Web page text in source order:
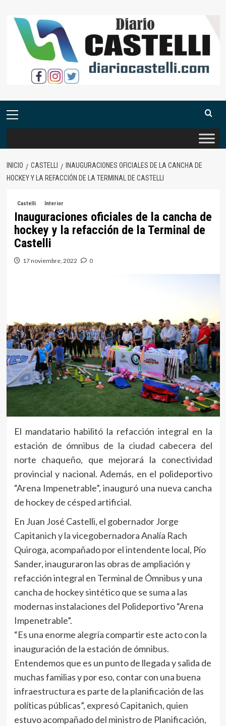
contenido
Menú
INICIO CASTELLI
INAUGURACIONES OFICIALES DE LA CANCHA DE
HOCKEY Y LA REFACCIÓN DE LA TERMINAL DE CASTELLI
Castelli Interior
Inauguraciones oficiales de la cancha de
hockey y la refacción de la Terminal de
Castelli
17 noviembre, 2022 0
El mandatario habilitó la refacción integral en la
estación de ómnibus de la ciudad cabecera del
norte chaqueño, que mejorará la conectividad
provincial y nacional. Además, en el polideportivo
“Arena Impenetrable”, inauguró una nueva cancha
de hockey de césped artificial.
En Juan José Castelli, el gobernador Jorge
Capitanich y la vicegobernadora Analía Rach
Quiroga, acompañado por el intendente local, Pío
Sander, inauguraron las obras de ampliación y
refacción integral en Terminal de Ómnibus y una
cancha de hockey sintético que se suma a las
modernas instalaciones del Polideportivo “Arena
Impenetrable”.
“Es una enorme alegría compartir este acto con la
inauguración de la estación de ómnibus.
Entendemos que es un punto de llegada y salida de
muchas familias y por eso, contar con una buena
infraestructura es parte de la planificación de las
políticas públicas”, expresó Capitanich, quien
estuvo acompañado del ministro de Planificación,